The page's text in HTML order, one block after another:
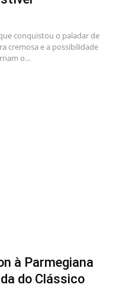
conquistou o paladar de
cremosa e a possibilidade
o…
à Parmegiana
do Clássico